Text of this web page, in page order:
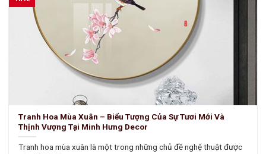
Tranh Hoa Mùa Xuân – Biểu Tượng Của Sự Tươi Mới Và
Thịnh Vượng Tại Minh Hưng Decor
Tranh hoa mùa xuân là một trong những chủ đề nghệ thuật được